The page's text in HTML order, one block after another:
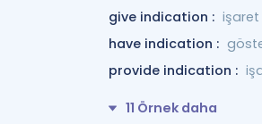
give indication :
have indication :
provide indication :
11 Örnek daha